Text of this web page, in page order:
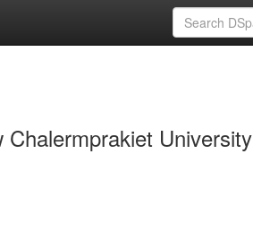
University